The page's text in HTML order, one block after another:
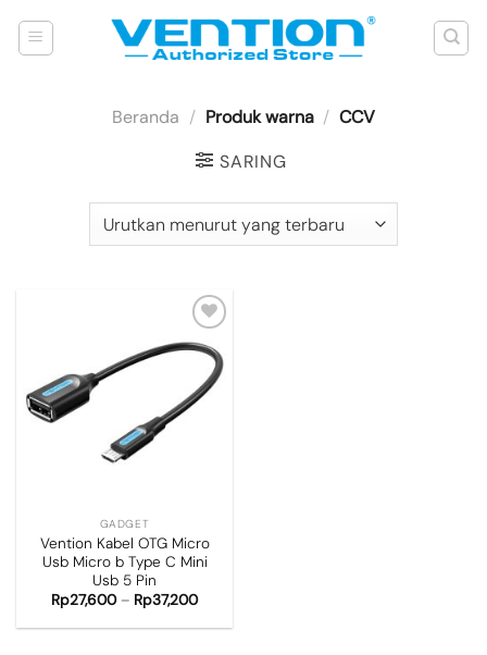
Beranda / Produk warna / CCV
SARING
Add to
wishlist
GADGET
Vention Kabel OTG Micro
Usb Micro b Type C Mini
Usb 5 Pin
Rp27,600– Rp37,200